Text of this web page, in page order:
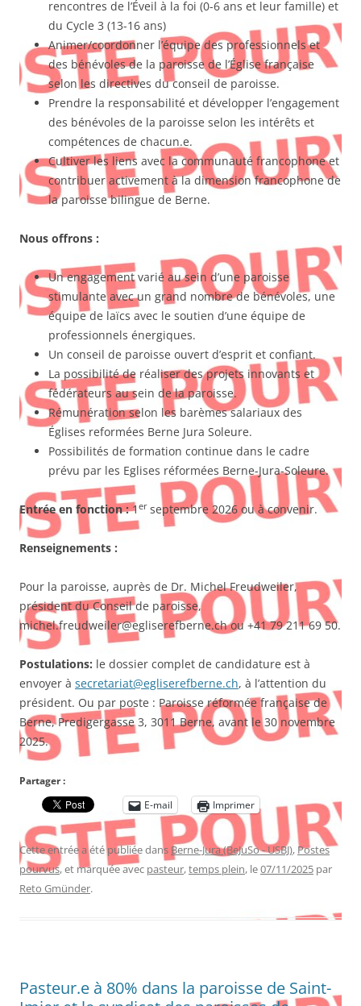
rencontres de l’Éveil à la foi (0-6 ans et leur famille) et
du Cycle 3 (13-16 ans)
Animer/coordonner l’équipe des professionnels et
des bénévoles de la paroisse de l’Église française
selon les directives du conseil de paroisse.
Prendre la responsabilité et développer l’engagement
des bénévoles de la paroisse selon les intérêts et
compétences de chacun.e.
Cultiver les liens avec la communauté francophone et
contribuer activement à la dimension francophone de
la paroisse bilingue de Berne.
Nous offrons :
Un engagement varié au sein d’une paroisse
stimulante avec un grand nombre de bénévoles, une
équipe de laïcs avec le soutien d’une équipe de
professionnels énergiques.
Un conseil de paroisse ouvert d’esprit et confiant.
La possibilité de réaliser des projets innovants et
fédérateurs au sein de la paroisse.
Rémunération selon les barèmes salariaux des
Églises reformées Berne Jura Soleure.
Possibilités de formation continue dans le cadre
prévu par les Eglises réformées Berne-Jura-Soleure.
Entrée en fonction :1 er septembre 2026 ou à convenir.
Renseignements :
Pour la paroisse, auprès de Dr. Michel Freudweiler,
président du Conseil de paroisse,
michel.freudweiler@egliserefberne.ch ou +41 79 211 69 50.
Postulations: le dossier complet de candidature est à
envoyer à secretariat@egliserefberne.ch, à l’attention du
président. Ou par poste : Paroisse réformée française de
Berne, Predigergasse 3, 3011 Berne, avant le 30 novembre
2025.
Partager :
E-mail
Imprimer
Cette entrée a été publiée dans Berne-Jura (BeJuSo - USBJ), Postes
pourvus, et marquée avec pasteur,temps plein, le07/11/2025 par
Reto Gmünder.
Pasteur.e à 80% dans la paroisse de Saint-